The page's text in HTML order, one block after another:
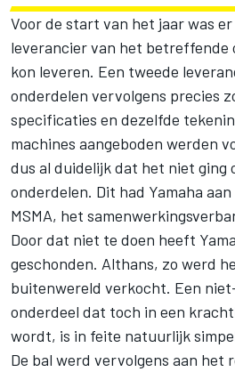
Voor de start van het jaar was
leverancier van het betreffende
kon leveren. Een tweede
onderdelen vervolgens precies
specificaties en dezelfde
machines aangeboden werden
dus al duidelijk dat het niet ging
onderdelen. Dit had Yamaha
MSMA, het
Door dat niet te doen heeft
geschonden. Althans, zo werd
buitenwereld verkocht. Een
onderdeel dat toch in een
wordt, is in feite natuurlijk
De bal werd vervolgens aan het